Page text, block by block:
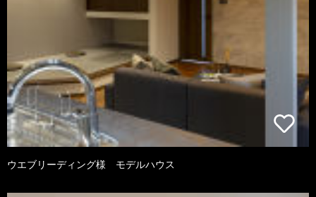
ウエブリーディング様 モデルハウス